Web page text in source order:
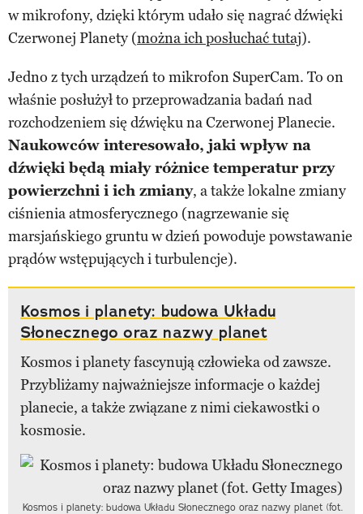
w mikrofony, dzięki którym udało się nagrać dźwięki
Czerwonej Planety (można ich posłuchać tutaj).
Jedno z tych urządzeń to mikrofon SuperCam. To on
właśnie posłużył to przeprowadzania badań nad
rozchodzeniem się dźwięku na Czerwonej Planecie.
Naukowców interesowało, jaki wpływ na
dźwięki będą miały różnice temperatur przy
powierzchni i ich zmiany, a także lokalne zmiany
ciśnienia atmosferycznego (nagrzewanie się
marsjańskiego gruntu w dzień powoduje powstawanie
prądów wstępujących i turbulencje).
Kosmos i planety: budowa Układu
Słonecznego oraz nazwy planet
Kosmos i planety fascynują człowieka od zawsze.
Przybliżamy najważniejsze informacje o każdej
planecie, a także związane z nimi ciekawostki o
kosmosie.
Kosmos i planety: budowa Układu Słonecznego oraz nazwy planet (fot.